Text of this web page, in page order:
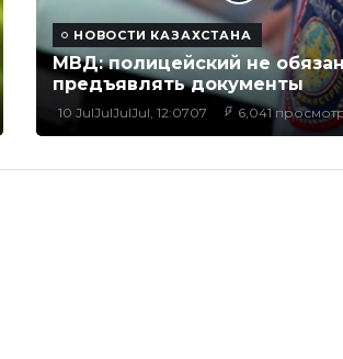
НОВОСТИ КАЗАХСТАНА
МВД: полицейский не
предъявлять документы
10 JulJulJulJul, 12:0707 6,041